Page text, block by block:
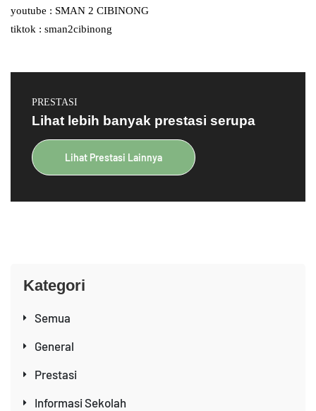
youtube : SMAN 2 CIBINONG
tiktok : sman2cibinong
PRESTASI
Lihat lebih banyak prestasi serupa
Lihat Prestasi Lainnya
Kategori
Semua
General
Prestasi
Informasi Sekolah